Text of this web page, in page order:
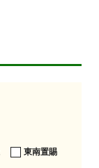
東南置賜